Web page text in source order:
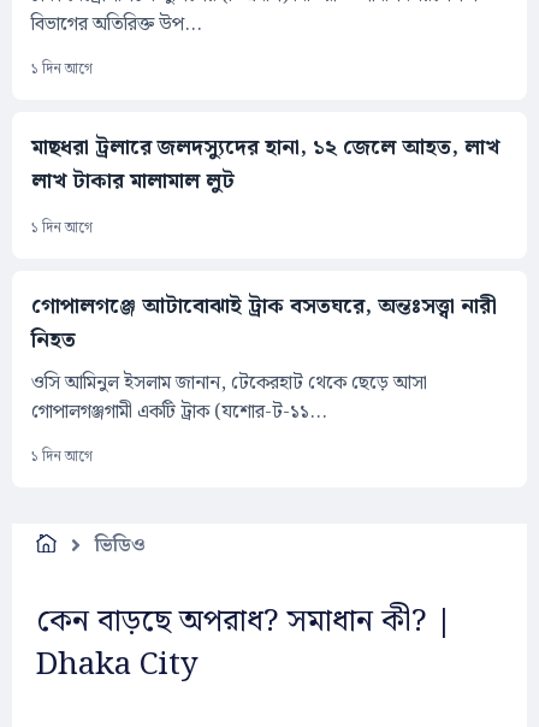
বিভাগের অতিরিক্ত উপ...
১ দিন আগে
মাছধরা ট্রলারে জলদস্যুদের হানা, ১২ জেলে আহত, লাখ
লাখ টাকার মালামাল লুট
১ দিন আগে
গোপালগঞ্জে আটাবোঝাই ট্রাক বসতঘরে, অন্তঃসত্ত্বা নারী
নিহত
ওসি আমিনুল ইসলাম জানান, টেকেরহাট থেকে ছেড়ে আসা
গোপালগঞ্জগামী একটি ট্রাক (যশোর-ট-১১...
১ দিন আগে
ভিডিও
কেন বাড়ছে অপরাধ? সমাধান কী? |
Dhaka City